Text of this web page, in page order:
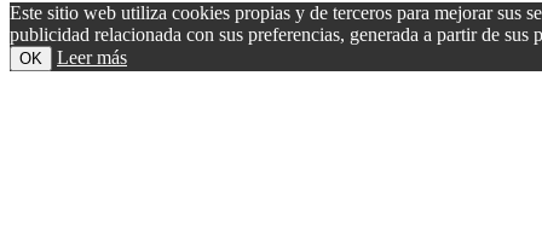
Este sitio web utiliza cookies propias y de terceros para mejorar sus
publicidad relacionada con sus preferencias, generada a partir de
OK Leer más